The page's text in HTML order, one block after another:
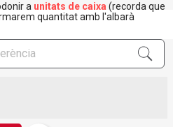
a unitats de caixa (recorda que
quantitat amb l'albarà